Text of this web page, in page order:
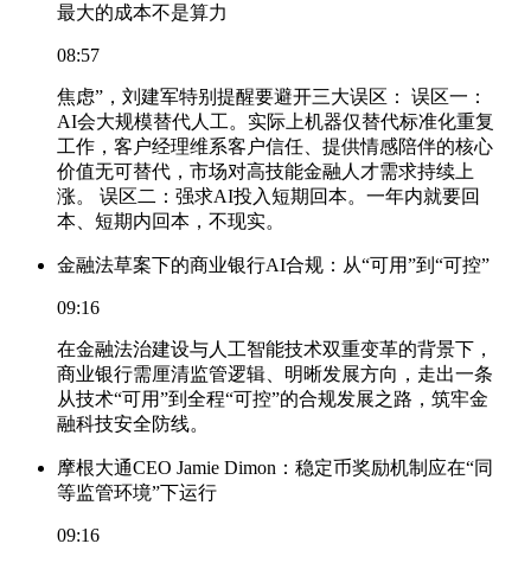
最大的成本不是算力
08:57
焦虑”，刘建军特别提醒要避开三大误区： 误区一：
AI会大规模替代人工。实际上机器仅替代标准化重复
工作，客户经理维系客户信任、提供情感陪伴的核心
价值无可替代，市场对高技能金融人才需求持续上
涨。 误区二：强求AI投入短期回本。一年内就要回
本、短期内回本，不现实。
金融法草案下的商业银行AI合规：从“可用”到“可控”
09:16
在金融法治建设与人工智能技术双重变革的背景下，
商业银行需厘清监管逻辑、明晰发展方向，走出一条
从技术“可用”到全程“可控”的合规发展之路，筑牢金
融科技安全防线。
摩根大通CEO Jamie Dimon：稳定币奖励机制应在“同
等监管环境”下运行
09:16